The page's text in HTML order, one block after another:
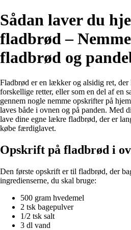
Sådan laver du
fladbrød –
fladbrød og
Fladbrød er en lækker og alsidig ret, der
forskellige retter, eller som en del af en
gennem nogle nemme opskrifter på
laves både i ovnen og på panden. Med
lave dine egne lækre fladbrød, der er
købe færdiglavet.
Opskrift på fladbrød i
Den første opskrift er til fladbrød, der
ingredienserne, du skal bruge:
500 gram hvedemel
2 tsk bagepulver
1/2 tsk salt
3 dl vand